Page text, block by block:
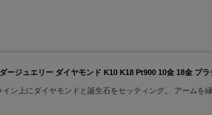
ージュエリー ダイヤモンド K10 K18 Pt900 10金 18金
ン上にダイヤモンドと誕生石をセッティング。 アーム